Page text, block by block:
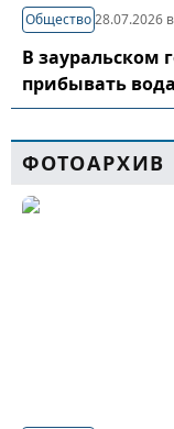
Общество28.07.2026
В зауральском
прибывать вода
ФОТОАРХИВ